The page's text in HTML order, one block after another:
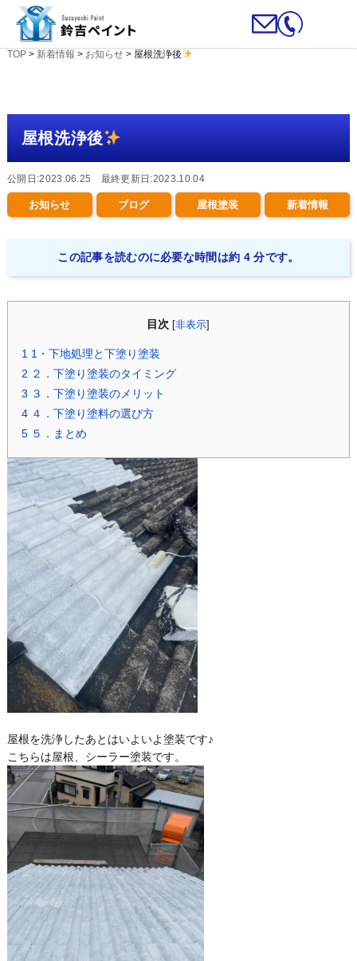
TOP> 新着情報 > お知らせ> 屋根洗浄後
屋根洗浄後
公開日:2023.06.25 最終更新日:2023.10.04
お知らせ ブログ 屋根塗装 新着情報
この記事を読むのに必要な時間は約 4 分です。
目次 [非表示
1 1・下地処理と下塗り塗装
2 ２．下塗り塗装のタイミング
3 ３．下塗り塗装のメリット
4４．下塗り塗料の選び方
5５．まとめ
屋根を洗浄したあとはいよいよ塗装です♪
こちらは屋根、シーラー塗装です。